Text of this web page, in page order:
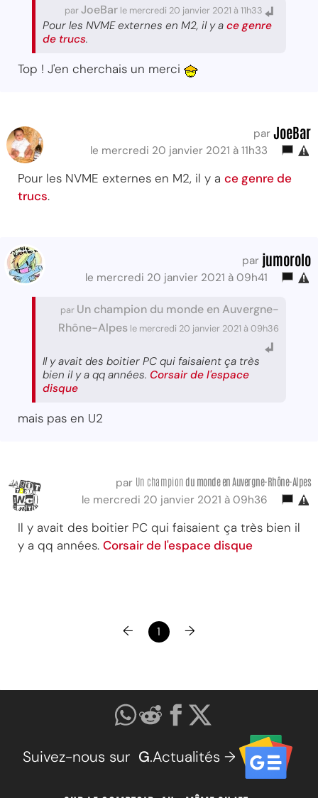
parJoeBar le mercredi 20 janvier 2021 à 11h33
Pour les NVME externes en M2, il y a ce genre
de trucs.
Top ! J'en cherchais un merci
par JoeBar
le mercredi 20 janvier 2021 à 11h33
Pour les NVME externes en M2, il y a ce genre de
trucs.
par jumorolo
le mercredi 20 janvier 2021 à 09h41
par Un champion du monde en Auvergne-
Rhône-Alpes le mercredi 20 janvier 2021 à 09h36
Il y avait des boitier PC qui faisaient ça très
bien il y a qq années. Corsair de l'espace
disque
mais pas en U2
par Un champion du mondeen Auvergne-Rhône-Alpes
le mercredi 20 janvier 2021 à 09h36
Il y avait des boitier PC qui faisaient ça très bien il
y a qq années. Corsair de l'espace disque
← 1 →
Suivez-nous sur G.Actualités →